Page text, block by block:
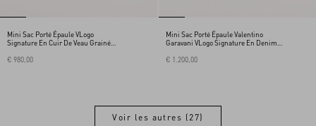
Mini Sac Porté Épaule VLogo
Signature En Cuir De Veau Grainé
€ 980,00
Mini Sac Porté Épaule Valentino
Garavani VLogo Signature En Denim
€ 1.200,00
Voir les autres (27)